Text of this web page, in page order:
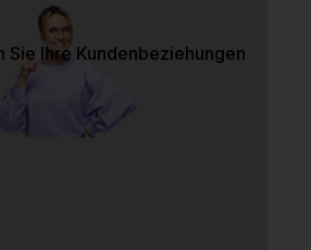
Sie Ihre Kundenbeziehungen